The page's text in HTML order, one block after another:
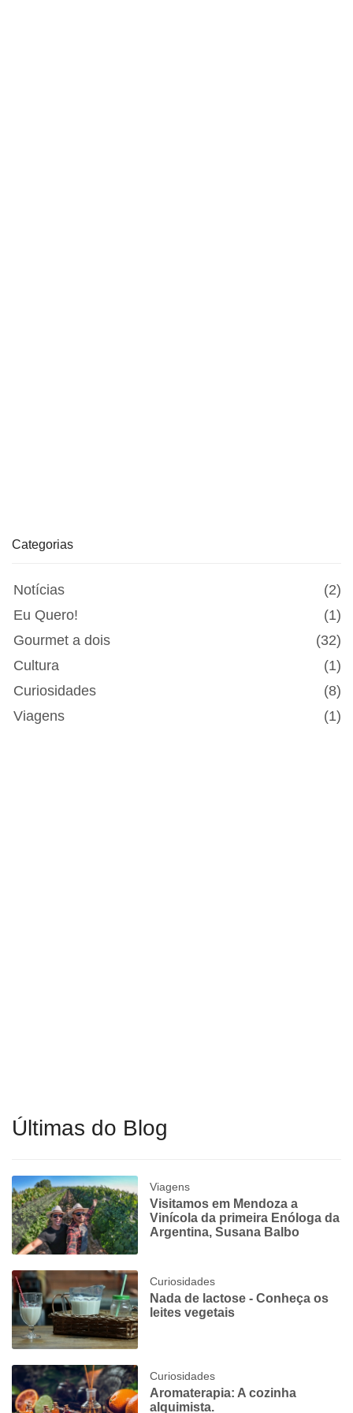
Categorias
Notícias
(2)
Eu Quero!
(1)
Gourmet a dois
(32)
Cultura
(1)
Curiosidades
(8)
Viagens
(1)
Últimas do Blog
Viagens
Visitamos em Mendoza a
Vinícola da primeira Enóloga da
Argentina, Susana Balbo
Curiosidades
Nada de lactose - Conheça os
leites vegetais
Curiosidades
Aromaterapia: A cozinha
alquimista.